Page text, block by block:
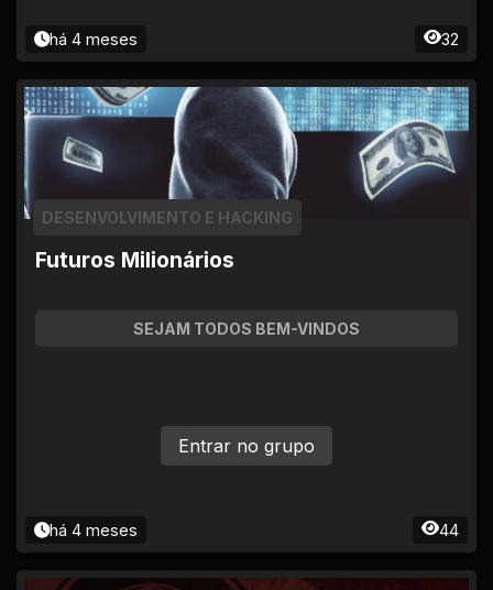
há 4 meses 32
Futuros Milionários
DESENVOLVIMENTO E HACKING
SEJAM TODOS BEM-VINDOS
há 4 meses 44
Entrar no grupo